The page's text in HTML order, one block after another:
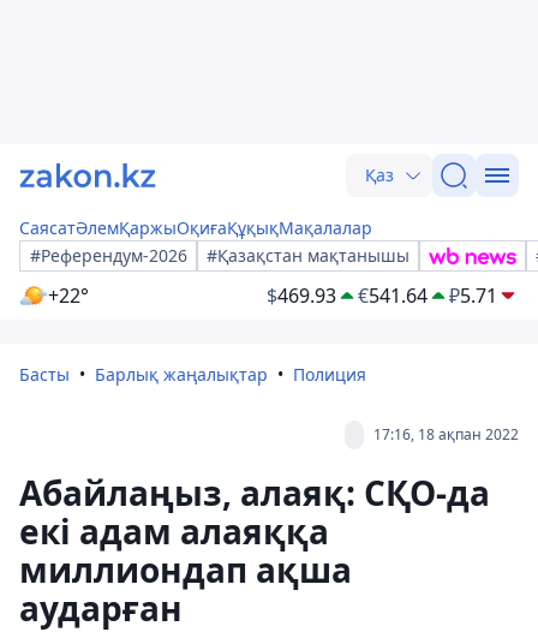
Қаз
СаясатӘлемҚаржыОқиғаҚұқықМақалалар
#Референдум-2026
#Қазақстан мақтанышы
+22° $469.93 €541.64 ₽5.71
Басты Барлық жаңалықтар Полиция
17:16, 18 ақпан 2022
Абайлаңыз, алаяқ: СҚО-да
екі адам алаяққа
миллиондап ақша
аударған